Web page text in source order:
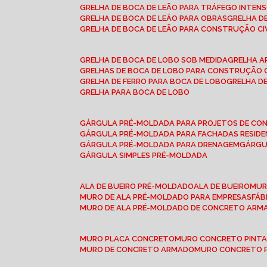
GRELHA DE BOCA DE LEÃO PARA TRÁFEGO
GRELHA DE BOCA DE LEÃO PARA OBRAS
GRELHA
GRELHA DE BOCA DE LEÃO PARA CONSTRUÇÃO
GRELHA DE BOCA DE LOBO SOB MEDIDA
GRELHA
GRELHAS DE BOCA DE LOBO PARA CONSTRUÇÃO
GRELHA DE FERRO PARA BOCA DE LOBO
GRELHA
GRELHA PARA BOCA DE LOBO
GÁRGULA PRÉ-MOLDADA PARA PROJETOS DE
GÁRGULA PRÉ-MOLDADA PARA FACHADAS
GÁRGULA PRÉ-MOLDADA PARA DRENAGEM
GÁRGULA SIMPLES PRÉ-MOLDADA
ALA DE BUEIRO PRÉ-MOLDADO ALA DE BUEIRO
MURO DE ALA PRÉ-MOLDADO PARA EMPRESAS
MURO DE ALA PRÉ-MOLDADO DE CONCRETO
MURO PLACA CONCRETO
MURO CONCRETO
MURO DE CONCRETO ARMADO
MURO CONCRETO